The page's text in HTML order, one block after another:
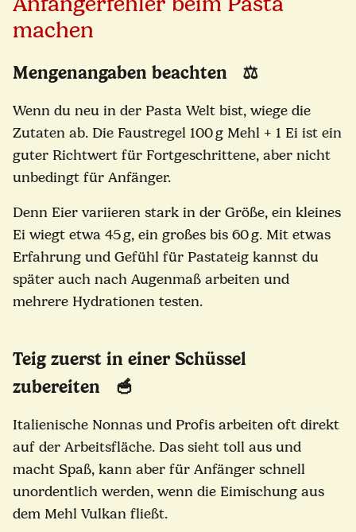
machen
Mengenangaben beachten ⚖️
Wenn du neu in der Pasta Welt bist, wiege die
Zutaten ab. Die Faustregel 100 g Mehl + 1 Ei ist ein
guter Richtwert für Fortgeschrittene, aber nicht
unbedingt für Anfänger.
Denn Eier variieren stark in der Größe, ein kleines
Ei wiegt etwa 45 g, ein großes bis 60 g. Mit etwas
Erfahrung und Gefühl für Pastateig kannst du
später auch nach Augenmaß arbeiten und
mehrere Hydrationen testen.
Teig zuerst in einer Schüssel
zubereiten 🥣
Italienische Nonnas und Profis arbeiten oft direkt
auf der Arbeitsfläche. Das sieht toll aus und
macht Spaß, kann aber für Anfänger schnell
unordentlich werden, wenn die Eimischung aus
dem Mehl Vulkan fließt.